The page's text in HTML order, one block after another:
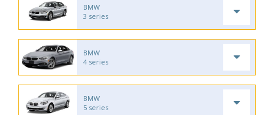
BMW
3 series
BMW
4 series
BMW
5 series